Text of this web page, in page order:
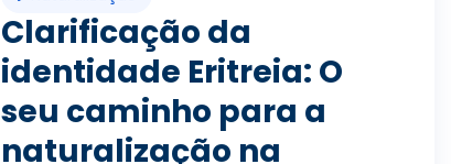
r
Clarificação da
identidade Eritreia: O
seu caminho para a
naturalização na